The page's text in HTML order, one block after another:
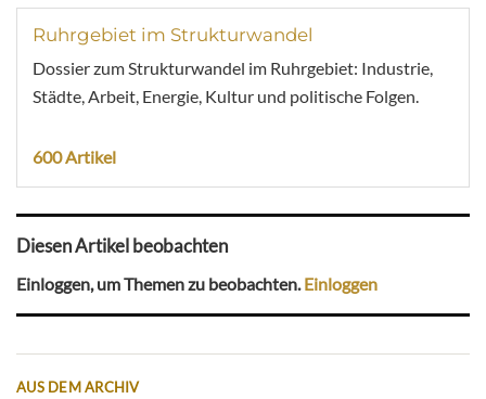
Ruhrgebiet im Strukturwandel
Dossier zum Strukturwandel im Ruhrgebiet: Industrie,
Städte, Arbeit, Energie, Kultur und politische Folgen.
600 Artikel
Diesen Artikel beobachten
Einloggen, um Themen zu beobachten.Einloggen
AUS DEM ARCHIV